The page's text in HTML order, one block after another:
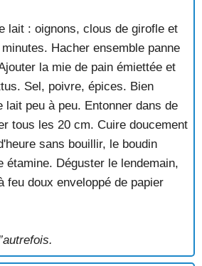
AUX CHATAIGNES
LA BRETONNE
NANTAISE
(fumé ou non fumé)
NANTAISE
LA MODE DE TRANS
DE LIFFRÉ AU MUSCADET
roulée à la mode
(Haute-Bretagne)
(Bazouges-sous-Hédé)
DE REDON
lait : oignons, clous de girofle et
Hacher ensemble panne
la mie de pain émiettée et
Sel, poivre, épices. Bien
lait peu à peu. Entonner dans de
tous les 20 cm. Cuire doucement
sans bouillir, le boudin
étamine. Déguster le lendemain,
feu doux enveloppé de papier